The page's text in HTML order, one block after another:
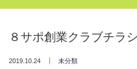
８サポ創業クラブチラ
2019.10.24 未分類